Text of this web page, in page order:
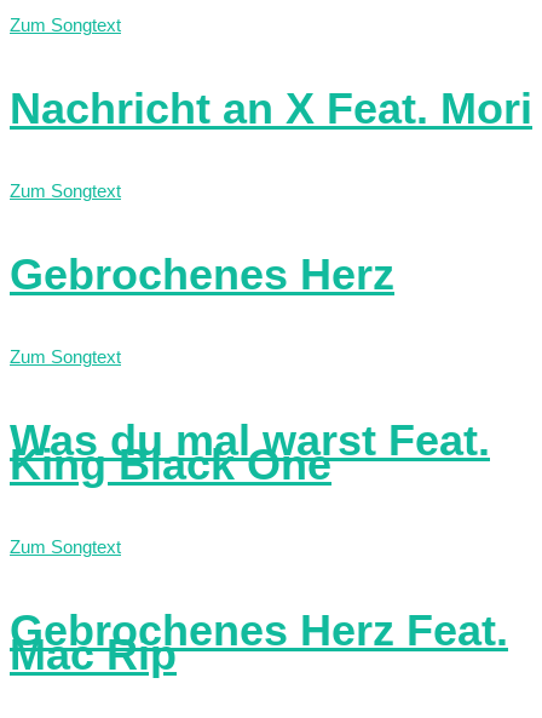
Zum Songtext
Nachricht an X Feat. Mori
Zum Songtext
Gebrochenes Herz
Zum Songtext
Was du mal warst Feat.
King Black One
Zum Songtext
Gebrochenes Herz Feat.
Mac Rip